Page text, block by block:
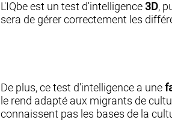
L'IQbe est un test d'intelligence 3D,
sera de gérer correctement les
De plus, ce test d'intelligence a une
le rend adapté aux migrants de
connaissent pas les bases de la